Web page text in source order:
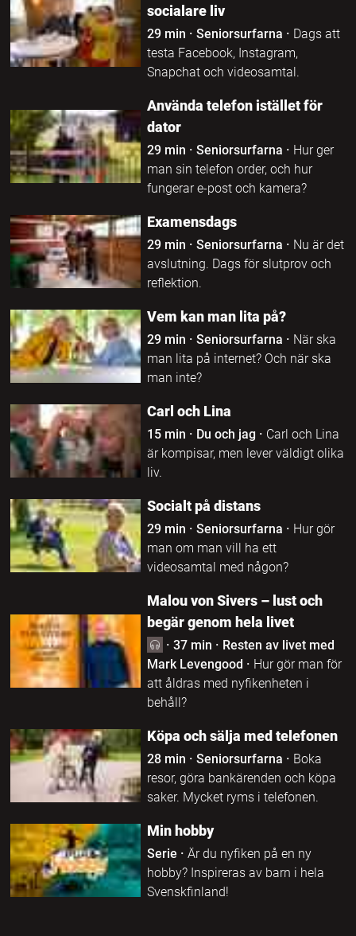
socialare liv
29 min · Seniorsurfarna · Dags att
testa Facebook, Instagram,
Snapchat och videosamtal.
Använda telefon istället för
dator
29 min · Seniorsurfarna · Hur ger
man sin telefon order, och hur
fungerar e-post och kamera?
Examensdags
29 min · Seniorsurfarna · Nu är det
avslutning. Dags för slutprov och
reflektion.
Vem kan man lita på?
29 min · Seniorsurfarna · När ska
man lita på internet? Och när ska
man inte?
Carl och Lina
15 min · Du och jag · Carl och Lina
är kompisar, men lever väldigt olika
liv.
Socialt på distans
29 min · Seniorsurfarna · Hur gör
man om man vill ha ett
videosamtal med någon?
Malou von Sivers – lust och
begär genom hela livet
· 37 min · Resten av livet med
Mark Levengood · Hur gör man för
att åldras med nyfikenheten i
behåll?
Köpa och sälja med telefonen
28 min · Seniorsurfarna · Boka
resor, göra bankärenden och köpa
saker. Mycket ryms i telefonen.
Min hobby
Serie · Är du nyfiken på en ny
hobby? Inspireras av barn i hela
Svenskfinland!